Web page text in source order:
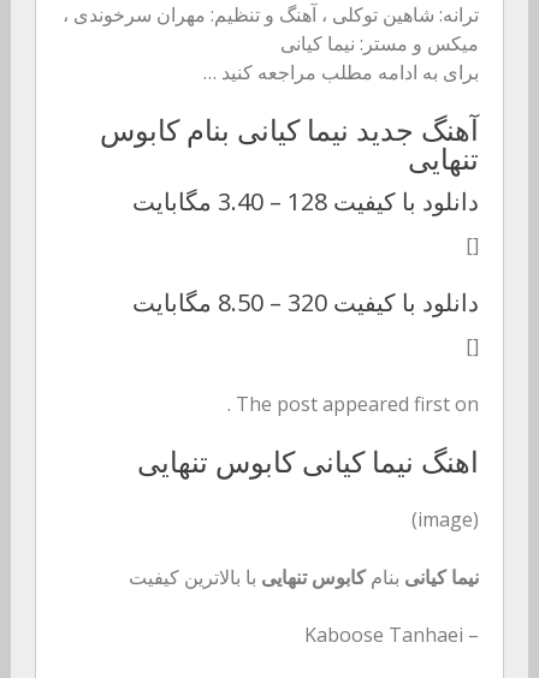
ترانه: شاهین توکلی ، آهنگ و تنظیم: مهران سرخوندی ،
میکس و مستر: نیما کیانی
برای به ادامه مطلب مراجعه کنید …
آهنگ جدید نیما کیانی بنام کابوس
تنهایی
دانلود با کیفیت 128 – 3.40 مگابایت
[]
دانلود با کیفیت 320 – 8.50 مگابایت
[]
The post appeared first on .
اهنگ نیما کیانی کابوس تنهایی
(image)
نیما کیانی بنامکابوس تنهایی با بالاترین کیفیت
– Kaboose Tanhaei